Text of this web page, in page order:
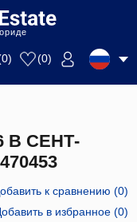
0) (0)
В СЕНТ-
к сравнению (0)
в избранное(0)